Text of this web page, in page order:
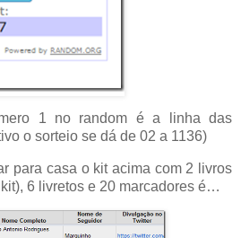
1 no random é a linha das
o sorteio se dá de 02 a 1136)
para casa o kit acima com 2 livros
6 livretos e 20 marcadores é…